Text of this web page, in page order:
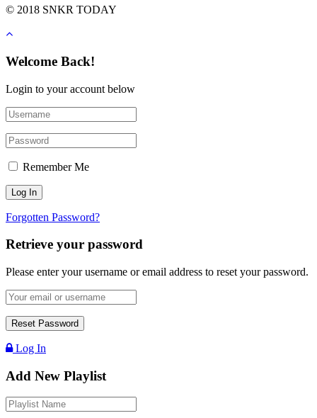
© 2018 SNKR TODAY
Welcome Back!
Login to your account below
Remember Me
Forgotten Password?
Retrieve your password
Please enter your username or email address to reset your password.
Log In
Add New Playlist